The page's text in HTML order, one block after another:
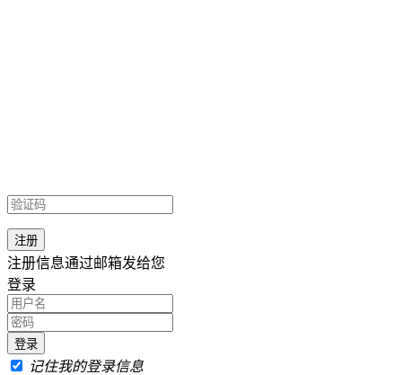
注册信息通过邮箱发给您
登录
记住我的登录信息